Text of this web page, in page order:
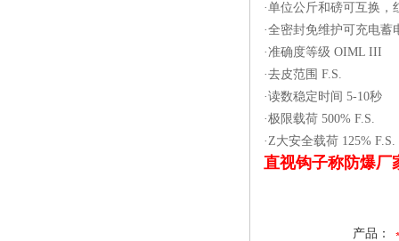
·单位公斤和磅可互换，
·全密封免维护可充电蓄
·准确度等级 OIML III
·去皮范围 F.S.
·读数稳定时间 5-10秒
·极限载荷 500% F.S.
·Z大安全载荷 125% F.S.
直视钩子称防爆厂
产品：